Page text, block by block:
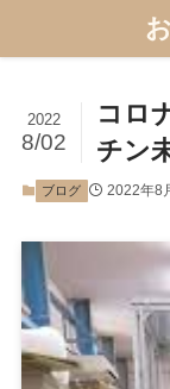
コロ
チン
2022
8/02
ブログ 2022年8